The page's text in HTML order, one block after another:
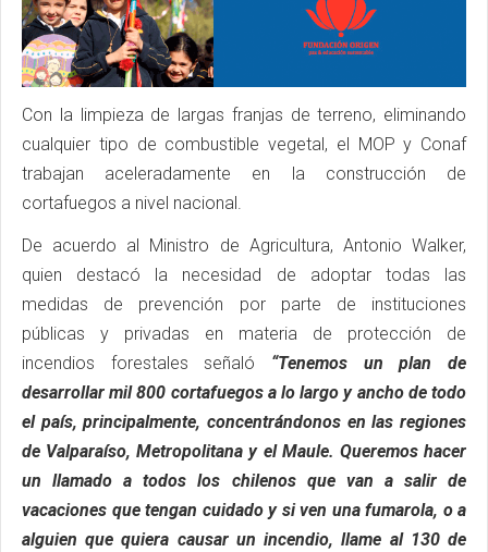
Con la limpieza de largas franjas de terreno, eliminando
cualquier tipo de combustible vegetal, el MOP y Conaf
trabajan aceleradamente en la construcción de
cortafuegos a nivel nacional.
De acuerdo al Ministro de Agricultura, Antonio Walker,
quien destacó la necesidad de adoptar todas las
medidas de prevención por parte de instituciones
públicas y privadas en materia de protección de
incendios forestales señaló “Tenemos un plan de
desarrollar mil 800 cortafuegos a lo largo y ancho de todo
el país, principalmente, concentrándonos en las regiones
de Valparaíso, Metropolitana y el Maule. Queremos hacer
un llamado a todos los chilenos que van a salir de
vacaciones que tengan cuidado y si ven una fumarola, o a
alguien que quiera causar un incendio, llame al 130 de